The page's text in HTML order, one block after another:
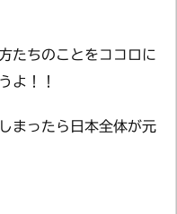
たちのことをココロに
よ！！
まったら日本全体が元